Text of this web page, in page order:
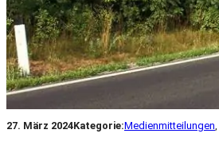
27. März 2024Kategorie:Medienmitteilungen